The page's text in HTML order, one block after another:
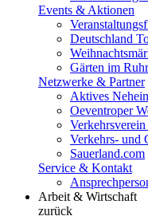
Events & Aktionen
Deutschland
Gärten im
Netzwerke & Partner
Aktives
Oeventroper
Verkehrs- und
Sauerland.com
Service & Kontakt
Arbeit & Wirtschaft
zurück